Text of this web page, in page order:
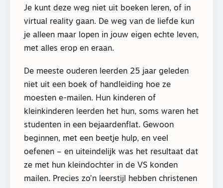
Je kunt deze weg niet uit boeken leren, of in
virtual reality gaan. De weg van de liefde kun
je alleen maar lopen in jouw eigen echte leven,
met alles erop en eraan.
De meeste ouderen leerden 25 jaar geleden
niet uit een boek of handleiding hoe ze
moesten e-mailen. Hun kinderen of
kleinkinderen leerden het hun, soms waren het
studenten in een bejaardenflat. Gewoon
beginnen, met een beetje hulp, en veel
oefenen – en uiteindelijk was het resultaat dat
ze met hun kleindochter in de VS konden
mailen. Precies zo’n leerstijl hebben christenen